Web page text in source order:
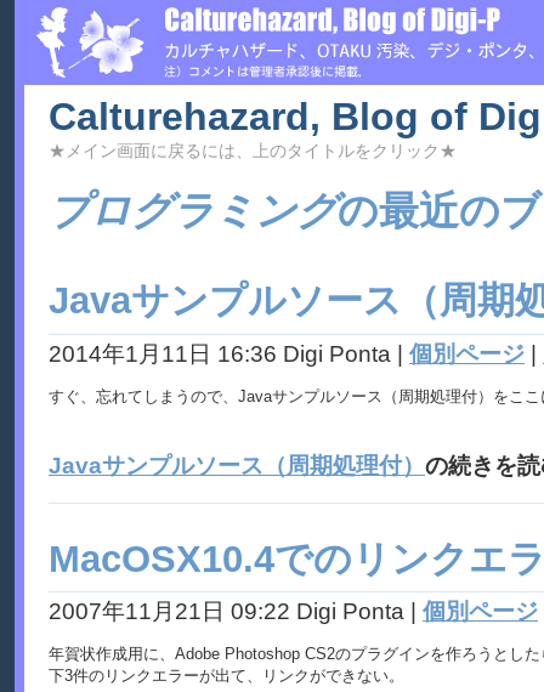
Calturehazard, Blog of
★メイン画面に戻るには、上のタイトルをクリック★
プログラミングの最近の
Javaサンプルソース（周期
2014年1月11日 16:36 Digi Ponta | 個別ページ |
すぐ、忘れてしまうので、Javaサンプルソース（周期処理付）をこ
Javaサンプルソース（周期処理付） の続きを
MacOSX10.4でのリンクエ
2007年11月21日 09:22 Digi Ponta | 個別ページ
年賀状作成用に、Adobe Photoshop CS2のプラグインを作ろうとし
下3件のリンクエラーが出て、リンクができない。